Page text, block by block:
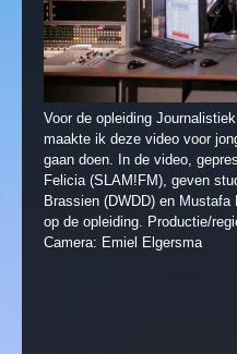
Voor de opleiding
maakte ik deze video voor
gaan doen. In de video,
Felicia (SLAM!FM), geven
Brassien (DWDD) en
op de opleiding. Productie/
Camera: Emiel Elgersma